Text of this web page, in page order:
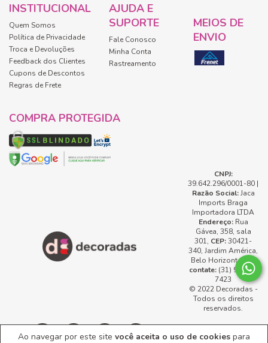
Ao navegar por este site você aceita o uso de cookies para
INSTITUCIONAL
Quem Somos
Política de Privacidade
Troca e Devoluções
Feedback dos Clientes
Cupons de Descontos
Regras de Frete
AJUDA E
SUPORTE
Fale Conosco
Minha Conta
Rastreamento
MEIOS DE
ENVIO
COMPRA PROTEGIDA
CNPJ:
39.642.296/0001-80 |
Razão Social:Jaca
Imports Braga
Importadora LTDA
Endereço:Rua
Gávea, 358, sala
301, CEP:30421-
340, Jardim América,
Belo Horizonte, MG
contate: (31) 99737-
7423
© 2022 Decoradas -
Todos os direitos
reservados.